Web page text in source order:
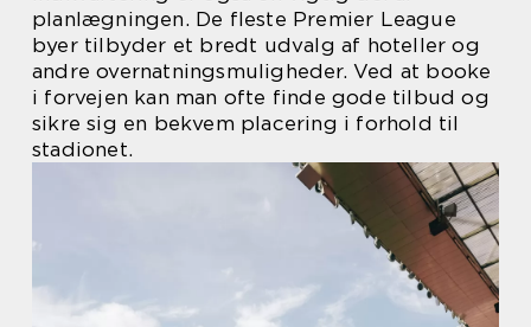
planlægningen. De fleste Premier League
byer tilbyder et bredt udvalg af hoteller og
andre overnatningsmuligheder. Ved at booke
i forvejen kan man ofte finde gode tilbud og
sikre sig en bekvem placering i forhold til
stadionet.